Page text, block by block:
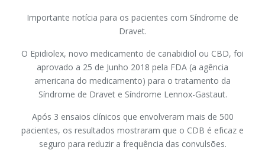
Importante notícia para os pacientes com Síndrome de
Dravet.
O Epidiolex, novo medicamento de canabidiol ou CBD, foi
aprovado a 25 de Junho 2018 pela FDA (a agência
americana do medicamento) para o tratamento da
Síndrome de Dravet e Síndrome Lennox-Gastaut.
Após 3 ensaios clínicos que envolveram mais de 500
pacientes, os resultados mostraram que o CDB é eficaz e
seguro para reduzir a frequência das convulsões.